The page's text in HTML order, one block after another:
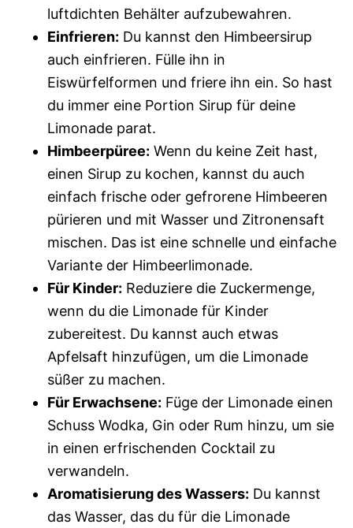
luftdichten Behälter aufzubewahren.
Einfrieren: Du kannst den Himbeersirup
auch einfrieren. Fülle ihn in
Eiswürfelformen und friere ihn ein. So hast
du immer eine Portion Sirup für deine
Limonade parat.
Himbeerpüree: Wenn du keine Zeit hast,
einen Sirup zu kochen, kannst du auch
einfach frische oder gefrorene Himbeeren
pürieren und mit Wasser und Zitronensaft
mischen. Das ist eine schnelle und einfache
Variante der Himbeerlimonade.
Für Kinder: Reduziere die Zuckermenge,
wenn du die Limonade für Kinder
zubereitest. Du kannst auch etwas
Apfelsaft hinzufügen, um die Limonade
süßer zu machen.
Für Erwachsene: Füge der Limonade einen
Schuss Wodka, Gin oder Rum hinzu, um sie
in einen erfrischenden Cocktail zu
verwandeln.
Aromatisierung des Wassers: Du kannst
das Wasser, das du für die Limonade